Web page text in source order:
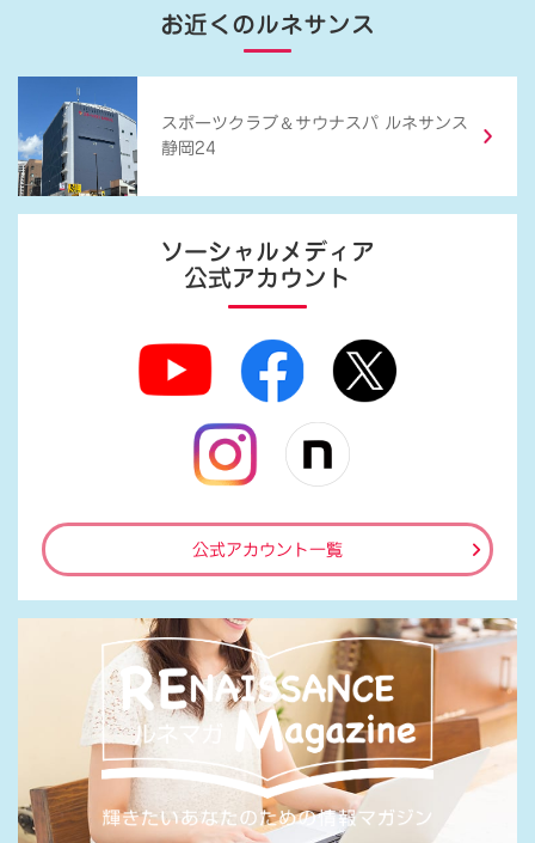
お近くのルネサンス
スポーツクラブ ＆ サウナスパ ルネサンス
静岡24
ソーシャルメディア
公式アカウント
公式アカウント一覧